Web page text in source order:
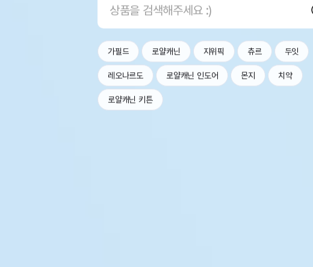
가필드 로얄캐닌 지위픽 츄르 두잇
레오나르도 로얄캐닌 인도어 몬지 치약
로얄캐닌 키튼